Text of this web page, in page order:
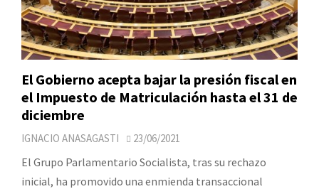
El Gobierno acepta bajar la presión fiscal en
el Impuesto de Matriculación hasta el 31 de
diciembre
IGNACIO ANASAGASTI 23/06/2021
El Grupo Parlamentario Socialista, tras su rechazo
inicial, ha promovido una enmienda transaccional